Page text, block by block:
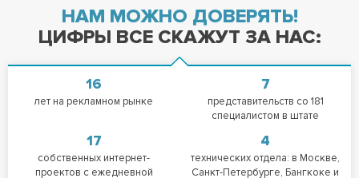
НАМ МОЖНО ДОВЕРЯТЬ!
ЦИФРЫ ВСЕ СКАЖУТ ЗА НАС:
16
лет на рекламном рынке
7
представительств со 181
специалистом в штате
17
собственных интернет-
проектов с ежедневной
4
технических отдела: в Москве,
Санкт-Петербурге, Бангкоке и